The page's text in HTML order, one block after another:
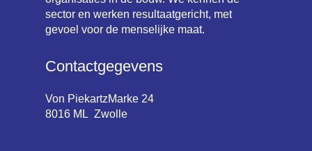
sector en werken resultaatgericht, met
gevoel voor de menselijke maat.
Contactgegevens
Von PiekartzMarke 24
8016 ML Zwolle